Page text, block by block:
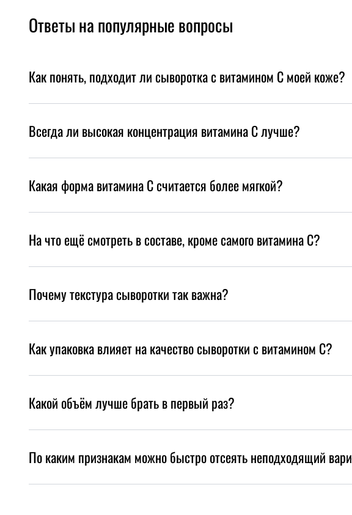
Ответы на популярные вопросы
Как понять, подходит ли сыворотка с витамином C моей коже?
Всегда ли высокая концентрация витамина C лучше?
Какая форма витамина C считается более мягкой?
На что ещё смотреть в составе, кроме самого витамина C?
Почему текстура сыворотки так важна?
Как упаковка влияет на качество сыворотки с витамином C?
Какой объём лучше брать в первый раз?
По каким признакам можно быстро отсеять неподходящий